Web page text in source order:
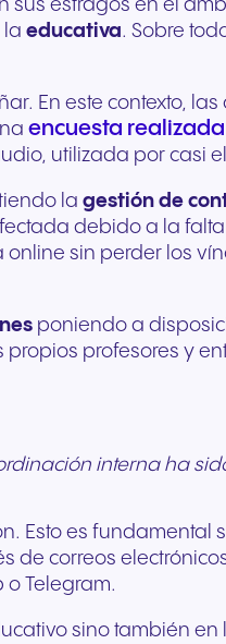
para
estragos en el
la educativa. Sobre
En este contexto,
encuesta realizada
utilizada por casi
la gestión de
debido a la
sin perder los
poniendo a
profesores y
interna ha
Esto es fundamental
correos
Telegram.
sino también en